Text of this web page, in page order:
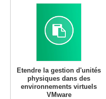
Etendre la gestion d'unités
physiques dans des
environnements virtuels
VMware